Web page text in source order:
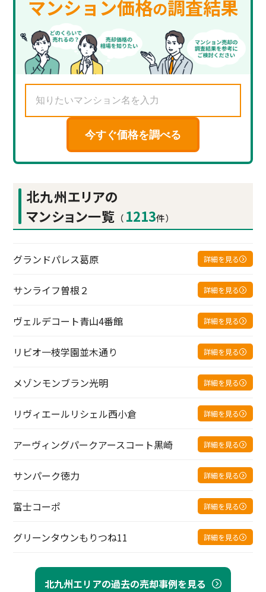
マンション価格の調査結果
今すぐ価格を調べる
北九州エリアの過去の売却事例を見る
北九州エリアの
マンション一覧 （ 1213件）
グランドパレス葛原 詳細を見る
サンライフ曽根２ 詳細を見る
ヴェルデコート青山4番館 詳細を見る
リビオ一枝学園並木通り 詳細を見る
メゾンモンブラン光明 詳細を見る
リヴィエールリシェル西小倉 詳細を見る
アーヴィングパークアースコート黒崎 詳細を見る
サンパーク徳力 詳細を見る
富士コーポ 詳細を見る
グリーンタウンもりつね11 詳細を見る